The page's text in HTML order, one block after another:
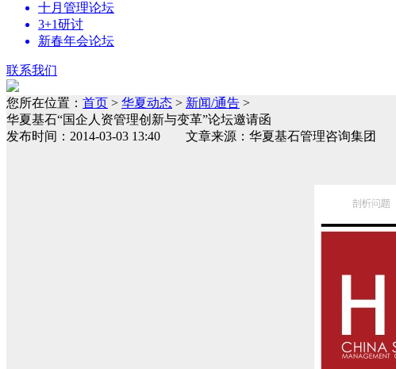
十月管理论坛
3+1研讨
新春年会论坛
联系我们
您所在位置： 首页 > 华夏动态 > 新闻/通告 >
华夏基石“国企人资管理创新与变革”论坛邀请函
发布时间：2014-03-03 13:40 文章来源：华夏基石管理咨询